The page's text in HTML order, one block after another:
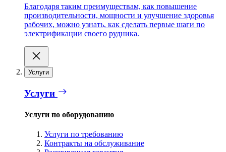
Благодаря таким преимуществам, как повышение
производительности, мощности и улучшение здоровья
рабочих, можно узнать, как сделать первые шаги по
электрификации своего рудника.
Услуги
Услуги
Услуги по оборудованию
Услуги по требованию
Контракты на обслуживание